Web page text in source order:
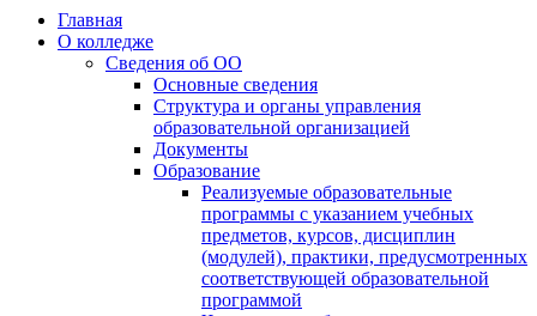
Главная
О колледже
Сведения об ОО
Основные сведения
Структура и органы управления
образовательной организацией
Документы
Образование
Реализуемые образовательные
программы с указанием учебных
предметов, курсов, дисциплин
(модулей), практики, предусмотренных
соответствующей образовательной
программой